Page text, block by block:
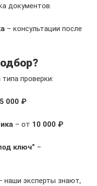
документов.
– консультации после
проверки:
5 000 ₽
– от 10 000 ₽
ключ” –
наши эксперты знают,